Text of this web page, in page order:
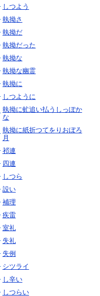
しつよう
執拗さ
執拗だ
執拗だった
執拗な
執拗な幽霊
執拗に
しつように
執拗に虻追い払うしっぽか
な
執拗に紙折つてをりおぼろ
月
祁連
四連
しつら
設い
補理
疾雷
室礼
失礼
失例
シツライ
し辛い
しつらい